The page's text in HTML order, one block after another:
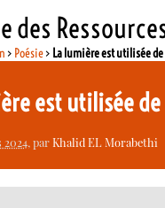
des
> Poésie> La lumière est utilisée
est utilisée
2024, parKhalid EL Morabethi